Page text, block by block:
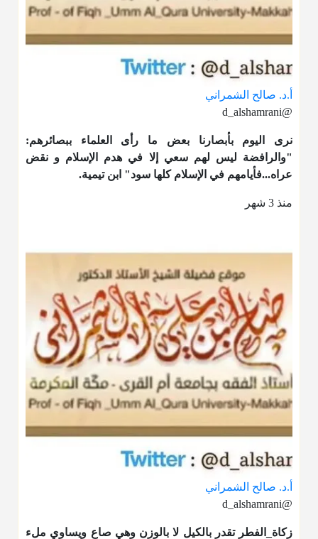
أ.د. صالح الشمراني
@d_alshamrani
نرى اليوم بأبصارنا بعض ما رأى العلماء ببصائرهم:
"والرافضة ليس لهم سعي إلا في هدم الإسلام و نقض
عراه...فأيامهم في الإسلام كلها سود" ابن تيمية.
منذ 3 شهر
أ.د. صالح الشمراني
@d_alshamrani
زكاة_الفطر تقدر بالكيل لا بالوزن وهي صاع ويساوي ملء